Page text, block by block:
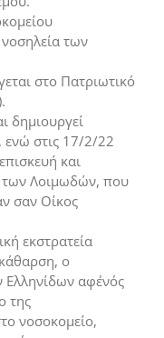
νοσηλεία των
στο Πατριωτικό
δημιουργεί
ενώ στις 17/2/22
και
των Λοιμωδών, που
σαν Οίκος
εκστρατεία
ο
αφ΄ενός
της
νοσοκομείο,